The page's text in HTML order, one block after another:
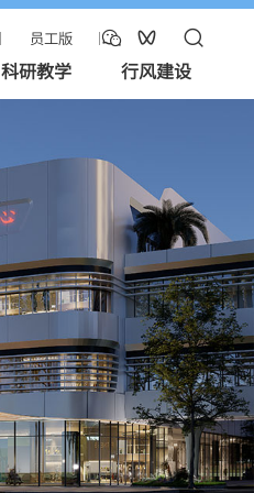
员工版   
科研教学 行风建设